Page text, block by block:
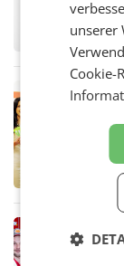
unserer
Cookie-